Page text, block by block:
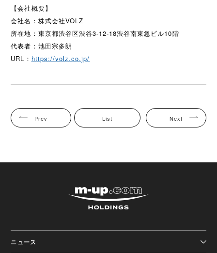
【会社概要】
会社名：株式会社VOLZ
所在地：東京都渋谷区渋谷3-12-18渋谷南東急ビル10階
代表者：池田宗多朗
URL： https://volz.co.jp/
Prev List Next
ニュース